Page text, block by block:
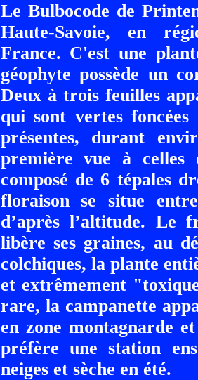
Le Bulbocode de
Haute-Savoie, en
France. C'est une
géophyte possède un
Deux à trois feuilles
qui sont vertes
présentes, durant
première vue à celles
composé de 6 tépales
floraison se situe
d’après l’altitude. Le
libère ses graines, au
colchiques, la plante
et extrêmement
rare, la campanette
en zone montagnarde
préfère une station
neiges et sèche en été.